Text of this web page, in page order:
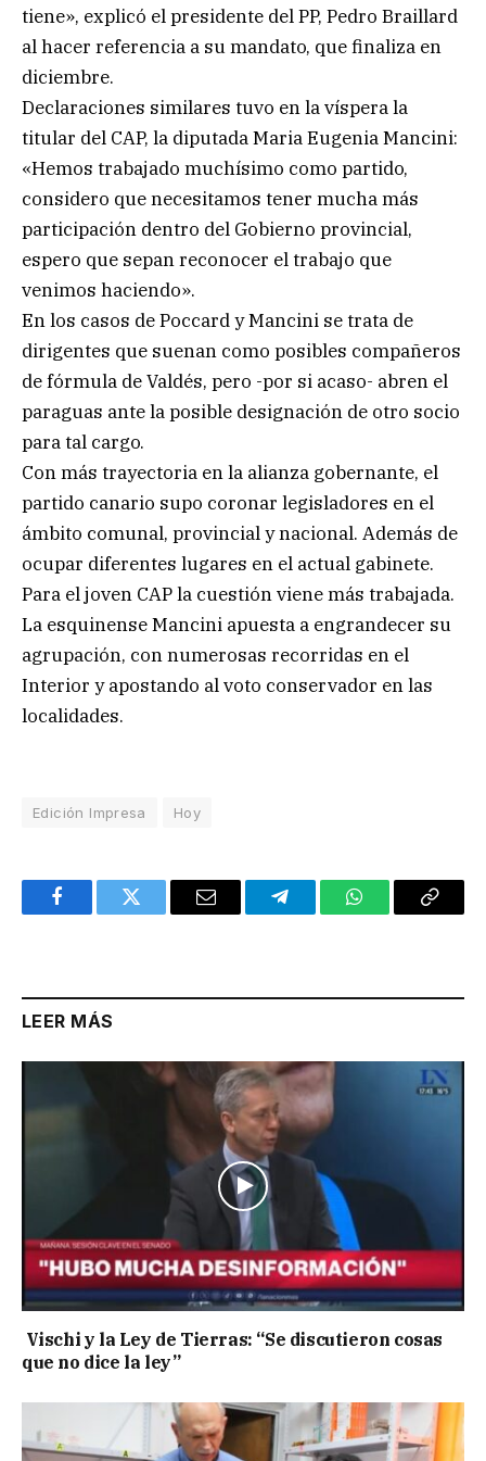
tiene», explicó el presidente del PP, Pedro Braillard
al hacer referencia a su mandato, que finaliza en
diciembre.
Declaraciones similares tuvo en la víspera la
titular del CAP, la diputada Maria Eugenia Mancini:
«Hemos trabajado muchísimo como partido,
considero que necesitamos tener mucha más
participación dentro del Gobierno provincial,
espero que sepan reconocer el trabajo que
venimos haciendo».
En los casos de Poccard y Mancini se trata de
dirigentes que suenan como posibles compañeros
de fórmula de Valdés, pero -por si acaso- abren el
paraguas ante la posible designación de otro socio
para tal cargo.
Con más trayectoria en la alianza gobernante, el
partido canario supo coronar legisladores en el
ámbito comunal, provincial y nacional. Además de
ocupar diferentes lugares en el actual gabinete.
Para el joven CAP la cuestión viene más trabajada.
La esquinense Mancini apuesta a engrandecer su
agrupación, con numerosas recorridas en el
Interior y apostando al voto conservador en las
localidades.
Edición Impresa Hoy
FacebookTwitter Email TelegramWhatsAppCopy
LEER MÁS
Vischi y la Ley de Tierras: “Se discutieron cosas
que no dice la ley”